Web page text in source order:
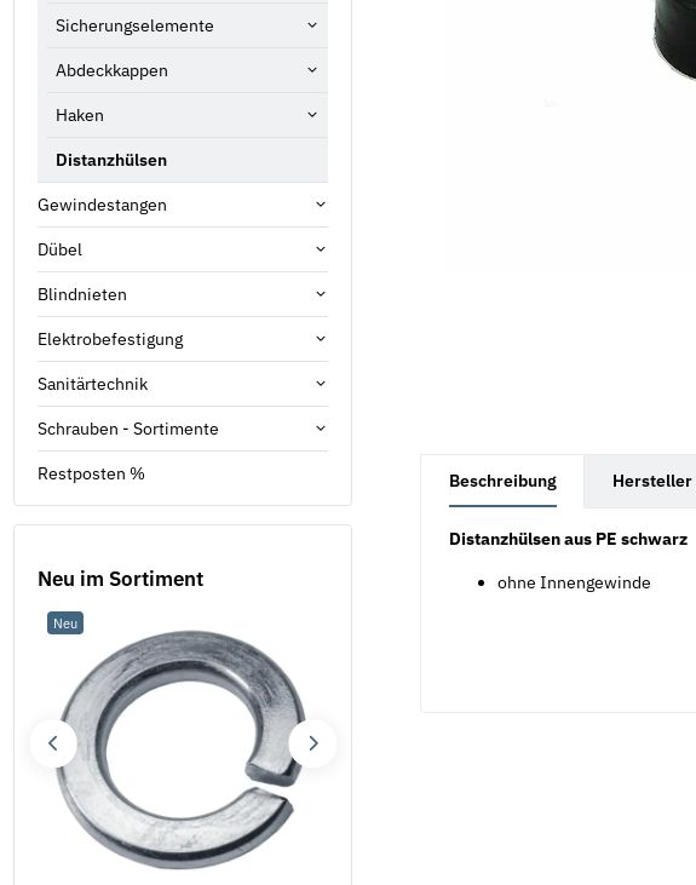
Beschreibung Hersteller
Distanzhülsen aus PE schwarz
ohne Innengewinde
Sicherungselemente
Abdeckkappen
Haken
Distanzhülsen
Gewindestangen
Dübel
Blindnieten
Elektrobefestigung
Sanitärtechnik
Schrauben - Sortimente
Restposten %
Neu im Sortiment
Neu